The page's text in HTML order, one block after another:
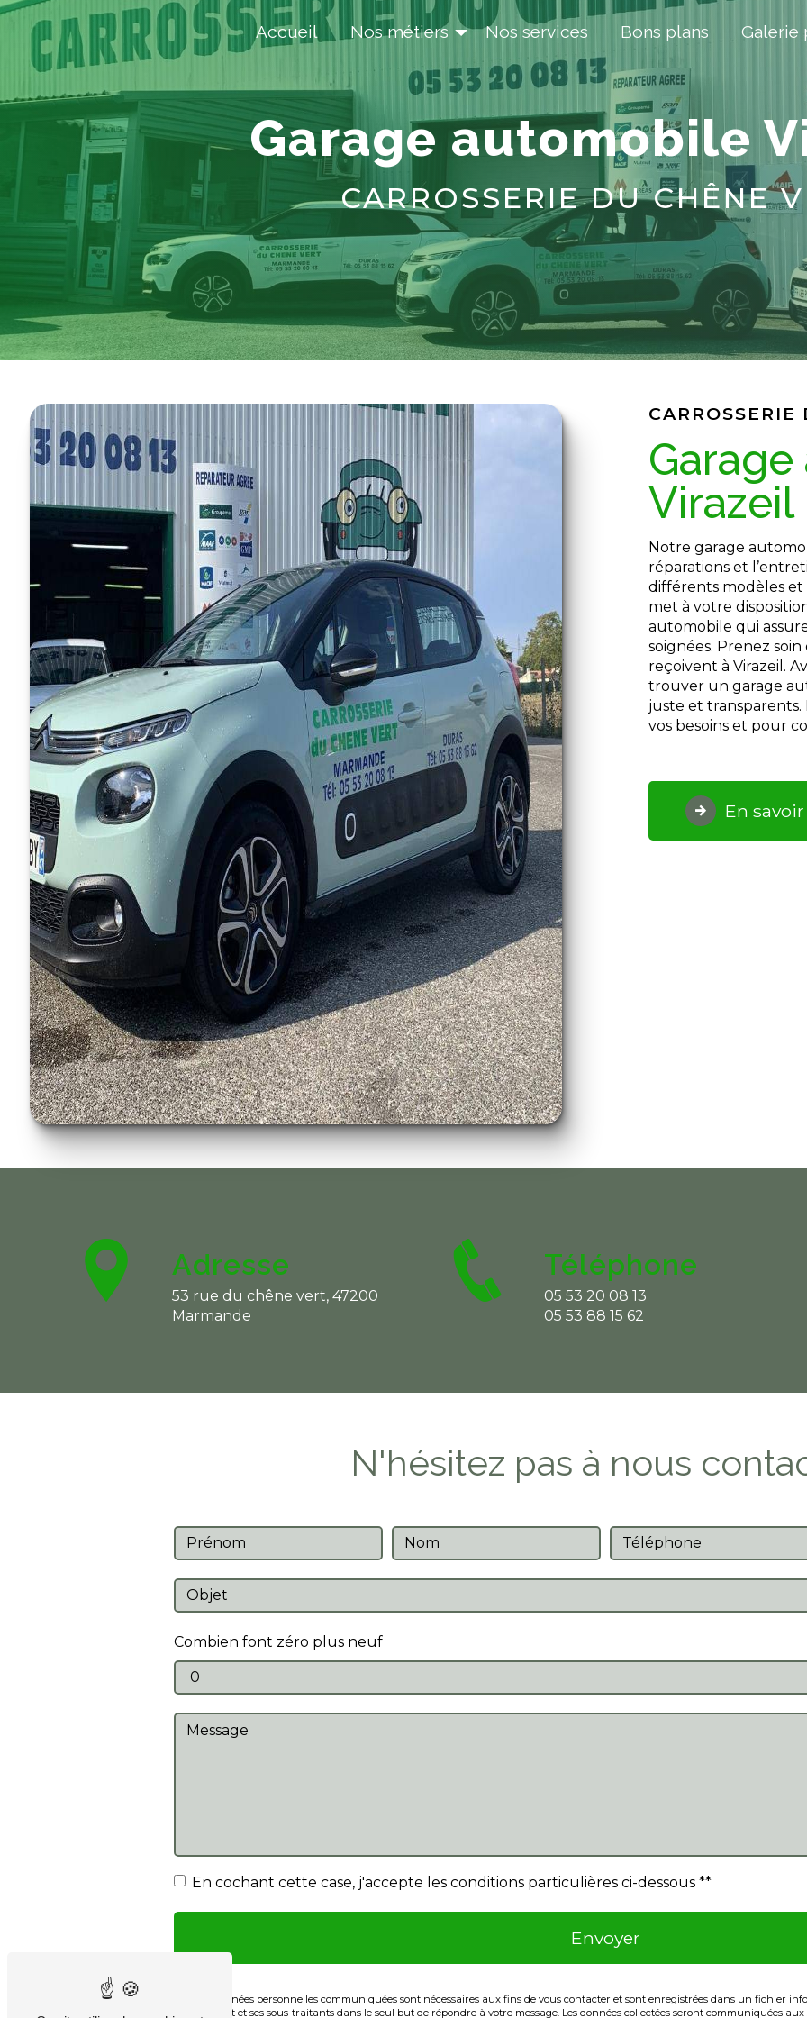
Accueil Nos métiers Nos services Bons plans Galerie
garage automobile
CARROSSERIE DU CHÊNE
garage automobile à
Virazeil
Notre garage automobile vous accueille pour prendre en charge les
réparations et
différents modèles et
met à votre
automobile qui
soignées. Prenez
reçoivent à Virazeil.
trouver un garage
juste et transparents.
vos besoins et pour
En
Adresse
53 rue du chêne vert, 47200
Marmande
Téléphone
05 53 20 08 13
05 53 88 15 62
N'hésitez pas à nous
Combien font zéro plus neuf
En cochant cette case, j'accepte les conditions particulières ci-dessous **
Envoyer
** Les données personnelles communiquées sont nécessaires aux fins de vous contacter et sont enregistrées dans un fichier
chêne vert et ses sous-traitants dans le seul but de répondre à votre message. Les données collectées seront communiquées
Panneau de gestion des cookies